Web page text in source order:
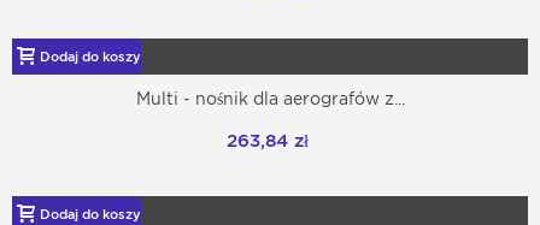
Dodaj do koszyka
Multi - nośnik dla aerografów z...
263,84 zł
Dodaj do koszyka